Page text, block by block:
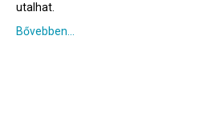
utalhat.
Bővebben...